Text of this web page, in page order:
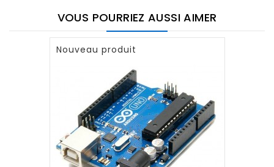
VOUS POURRIEZ AUSSI AIMER
Nouveau produit